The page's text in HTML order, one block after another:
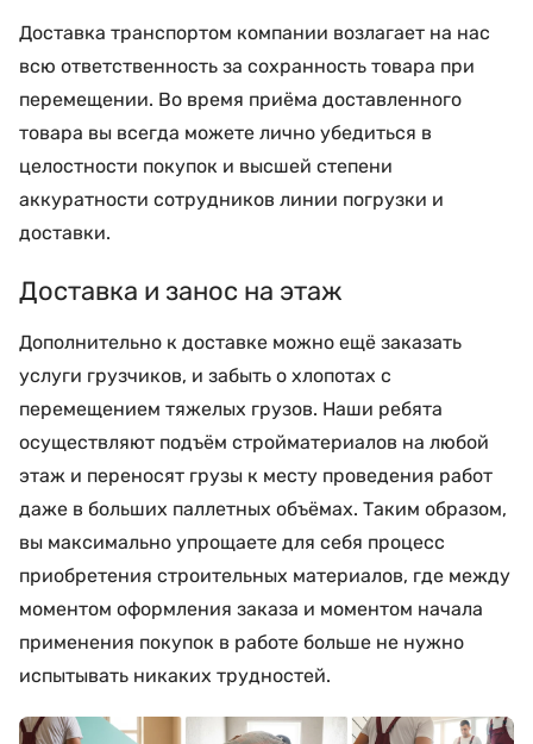
Доставка транспортом компании возлагает на нас
всю ответственность за сохранность товара при
перемещении. Во время приёма доставленного
товара вы всегда можете лично убедиться в
целостности покупок и высшей степени
аккуратности сотрудников линии погрузки и
доставки.
Доставка и занос на этаж
Дополнительно к доставке можно ещё заказать
услуги грузчиков, и забыть о хлопотах с
перемещением тяжелых грузов. Наши ребята
осуществляют подъём стройматериалов на любой
этаж и переносят грузы к месту проведения работ
даже в больших паллетных объёмах. Таким образом,
вы максимально упрощаете для себя процесс
приобретения строительных материалов, где между
моментом оформления заказа и моментом начала
применения покупок в работе больше не нужно
испытывать никаких трудностей.